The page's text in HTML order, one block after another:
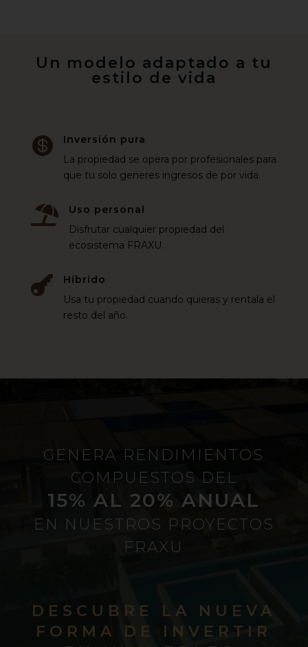
Un modelo adaptado a tu
estilo de vida

Inversión pura
La propiedad se opera por profesionales para
que tu solo generes ingresos de por vida.

Uso personal
Disfrutar cualquier propiedad del
ecosistema FRAXU.

Híbrido
Usa tu propiedad cuando quieras y rentala el
resto del año.
GENERA RENDIMIENTOS
COMPUESTOS DEL
15% AL 20% ANUAL
EN NUESTROS PROYECTOS
FRAXU
DESCUBRE LA NUEVA
FORMA DE INVERTIR